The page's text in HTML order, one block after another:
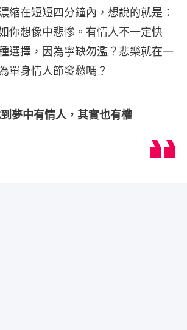
縮在短短四分鐘內，想說的就是：
你想像中悲慘。有情人不一定快
選擇，因為寧缺勿濫？悲樂就在一
單身情人節發愁嗎？
夢中有情人，其實也有權